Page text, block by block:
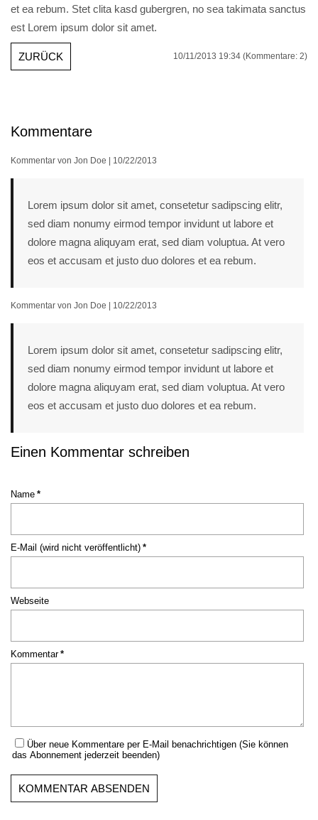
et ea rebum. Stet clita kasd gubergren, no sea takimata sanctus
est Lorem ipsum dolor sit amet.
10/11/2013 19:34 (Kommentare: 2)
ZURÜCK
Kommentare
Kommentar von Jon Doe | 10/22/2013
Lorem ipsum dolor sit amet, consetetur sadipscing elitr,
sed diam nonumy eirmod tempor invidunt ut labore et
dolore magna aliquyam erat, sed diam voluptua. At vero
eos et accusam et justo duo dolores et ea rebum.
Kommentar von Jon Doe | 10/22/2013
Lorem ipsum dolor sit amet, consetetur sadipscing elitr,
sed diam nonumy eirmod tempor invidunt ut labore et
dolore magna aliquyam erat, sed diam voluptua. At vero
eos et accusam et justo duo dolores et ea rebum.
Einen Kommentar schreiben
Pflichtfeld
Name *
Pflichtfeld
E-Mail (wird nicht veröffentlicht) *
Webseite
Pflichtfeld
Kommentar *
Über neue Kommentare per E-Mail benachrichtigen (Sie können
das Abonnement jederzeit beenden)
KOMMENTAR ABSENDEN